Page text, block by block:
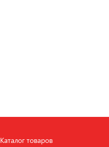
Каталог товаров